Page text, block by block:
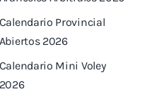
Calendario Provincial
Abiertos 2026
Calendario Mini Voley
2026